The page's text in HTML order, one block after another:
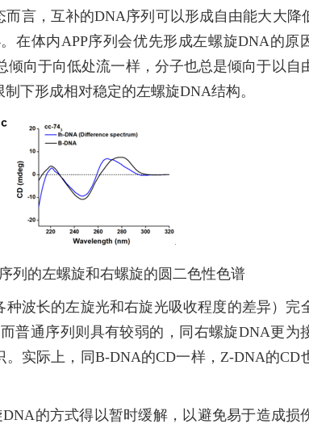
言，互补的DNA序列可以形成自由能大大降
体内APP序列会优先形成左螺旋DNA的原
向于向低处流一样，分子也总是倾向于以自
下形成相对稳定的左螺旋DNA结构。
列的左螺旋和右螺旋的圆二色性色谱
波长的左旋光和右旋光吸收程度的差异）完
普通序列则具有较弱的，同右螺旋DNA更为
实际上，同B-DNA的CD一样，Z-DNA的CD
的方式得以暂时缓解，以避免易于造成损